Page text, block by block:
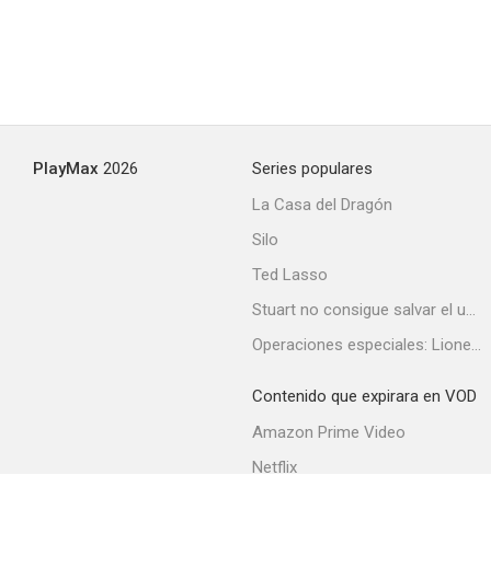
PlayMax 2026
Series populares
La Casa del Dragón
Silo
Ted Lasso
Stuart no consigue salvar el universo
Operaciones especiales: Lioness
Contenido que expirara en VOD
Amazon Prime Video
Netflix